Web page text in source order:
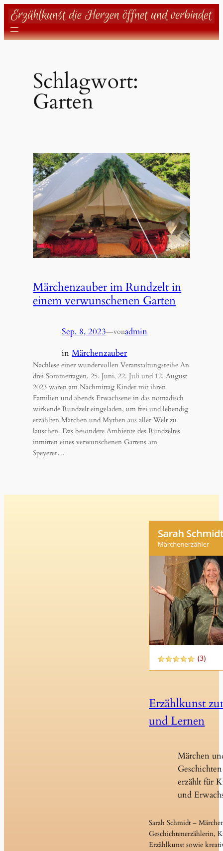
Zum
Inhalt
springen
Schlagwort:
Garten
Märchenzauber im Rundzelt in
einem verwunschenen Garten
Sep. 8, 2023—vonadmin
inMärchenzauber
Nachlese einer wundervollen Veranstaltungsreihe An
drei Sommertagen, 25. Juni, 22. Juli und 12. August
2023 waren am Nachmittag Kinder mit ihren
Familien und abends Erwachsene in das nomadisch
wirkende Rundzelt eingeladen, um frei und lebendig
erzählten Märchen und Mythen aus aller Welt zu
lauschen. Das besondere Ambiente des Rundzeltes
inmitten eines verwunschenen Gartens am
Speyerer…
Erzählkunst
und Lernen
Märchen
erzählt für
und
Sarah Schmidt –
Geschichtenerzählerin,
Erzählkunst sowie